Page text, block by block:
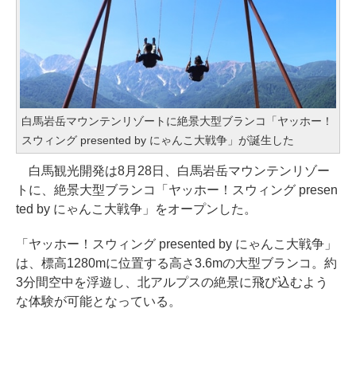
白馬岩岳マウンテンリゾートに絶景大型ブランコ「ヤッホー！
スウィング presented by にゃんこ大戦争」が誕生した
白馬観光開発は8月28日、白馬岩岳マウンテンリゾー
トに、絶景大型ブランコ「ヤッホー！スウィング presen
ted by にゃんこ大戦争」をオープンした。
「ヤッホー！スウィング presented by にゃんこ大戦争」
は、標高1280mに位置する高さ3.6mの大型ブランコ。約
3分間空中を浮遊し、北アルプスの絶景に飛び込むよう
な体験が可能となっている。